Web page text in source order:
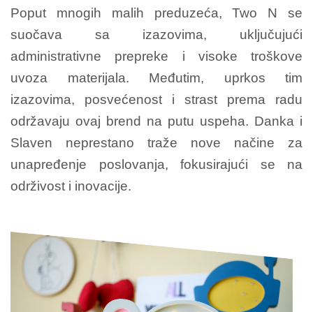
Poput mnogih malih preduzeća, Two N se
suočava sa izazovima, uključujući
administrativne prepreke i visoke troškove
uvoza materijala. Međutim, uprkos tim
izazovima, posvećenost i strast prema radu
održavaju ovaj brend na putu uspeha. Danka i
Slaven neprestano traže nove načine za
unapređenje poslovanja, fokusirajući se na
održivost i inovacije.